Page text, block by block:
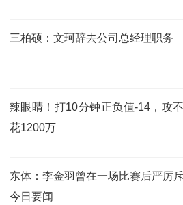
三柏硕：文珂辞去公司总经理职务
辣眼睛！打10分钟正负值-14，攻
花1200万
东体：李金羽曾在一场比赛后严厉
今日要闻